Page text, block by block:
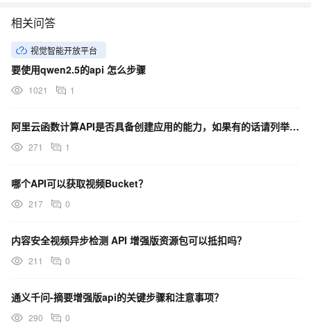
相关问答
视觉智能开放平台
要使用qwen2.5的api 怎么步骤
1021 1
阿里云函数计算API是否具备创建应用的能力，如果有的话请列举出创建应用的详细步骤？
271 1
哪个API可以获取视频Bucket？
217 0
内容安全视频异步检测 API 增强版资源包可以抵扣吗？
211 0
通义千问-摘要增强版api的关键步骤和注意事项？
290 0